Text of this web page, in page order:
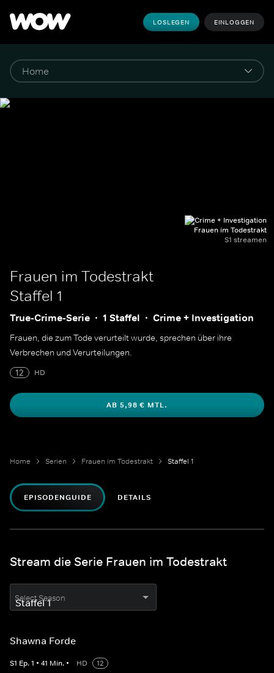
LOSLEGEN EINLOGGEN
Frauen im Todestrakt
S1 streamen
Frauen im Todestrakt
Staffel 1
True-Crime-Serie 1 Staffel Crime + Investigation
Frauen, die zum Tode verurteilt wurde, sprechen über ihre
Verbrechen und Verurteilungen.
12
HD
AB 5,98 € MTL.
Home Serien Frauen im Todestrakt Staffel 1
EPISODENGUIDE DETAILS
Stream die Serie Frauen im Todestrakt
Select Season
Shawna Forde
S1 Ep.1 • 41 Min. • HD
12